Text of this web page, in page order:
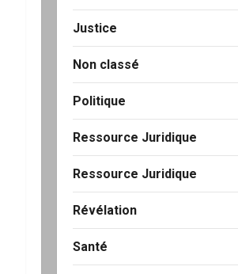
Justice
Non classé
Politique
Ressource Juridique
Ressource Juridique
Révélation
Santé